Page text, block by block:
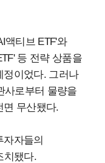
액티브 ETF'와
등 전략 상품을
정이었다. 그러나
사로부터 물량을
면 무산됐다.
자자들의
치됐다.